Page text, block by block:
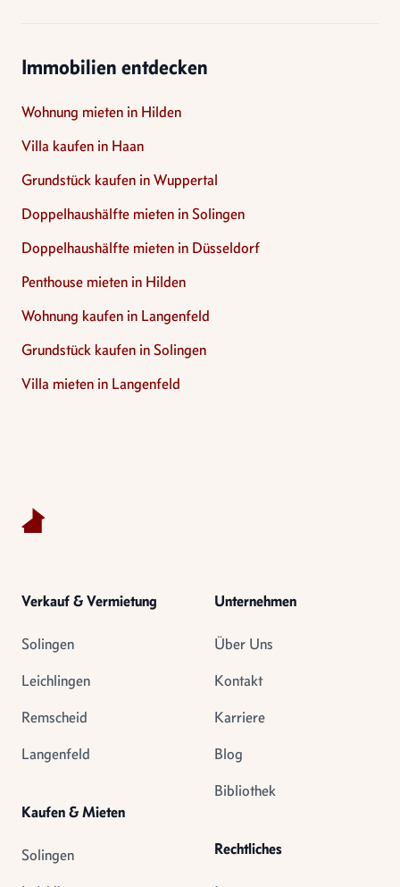
Immobilien entdecken
Wohnung mieten in Hilden
Villa kaufen in Haan
Grundstück kaufen in Wuppertal
Doppelhaushälfte mieten in Solingen
Doppelhaushälfte mieten in Düsseldorf
Penthouse mieten in Hilden
Wohnung kaufen in Langenfeld
Grundstück kaufen in Solingen
Villa mieten in Langenfeld
Verkauf & Vermietung
Solingen
Leichlingen
Remscheid
Langenfeld
Kaufen & Mieten
Solingen
Unternehmen
Über Uns
Kontakt
Karriere
Blog
Bibliothek
Rechtliches